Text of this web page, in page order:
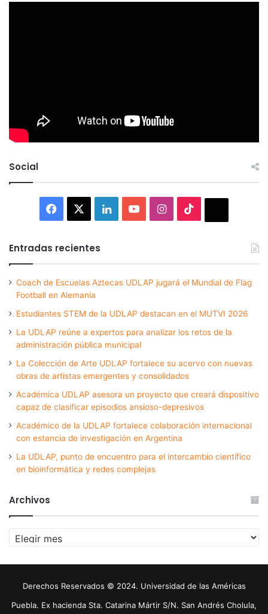
Social
Facebook LinkedInYouTubeInstagram
Entradas recientes
Coach de Escuelas Aztecas UDLAP jugará el Mundial de Flag
Football en Alemania
Estudiantes STEM de la UDLAP destacan en el MUTVI 2026
La UDLAP reúne a expertos para analizar los retos de la
administración pública municipal
La Colección de Arte UDLAP fortalece su acervo con nuevas
obras de artistas emergentes y consolidados
Académica UDLAP asesora un proyecto que creará dispositivo
capaz de clasificar episodios ansioso-depresivos
Académico de la UDLAP fortalece colaboración internacional
con estancia de investigación en Argentina
La UDLAP, punto de encuentro para el intercambio científico
en bioinformática y redes complejas
Archivos
Archivos
Derechos Reservados © 2024. Universidad de las Américas
Puebla. Ex hacienda Sta. Catarina Mártir S/N. San Andrés Cholula,